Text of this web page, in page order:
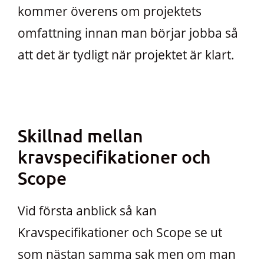
kommer överens om projektets
omfattning innan man börjar jobba så
att det är tydligt när projektet är klart.
Skillnad mellan
kravspecifikationer och
Scope
Vid första anblick så kan
Kravspecifikationer och Scope se ut
som nästan samma sak men om man